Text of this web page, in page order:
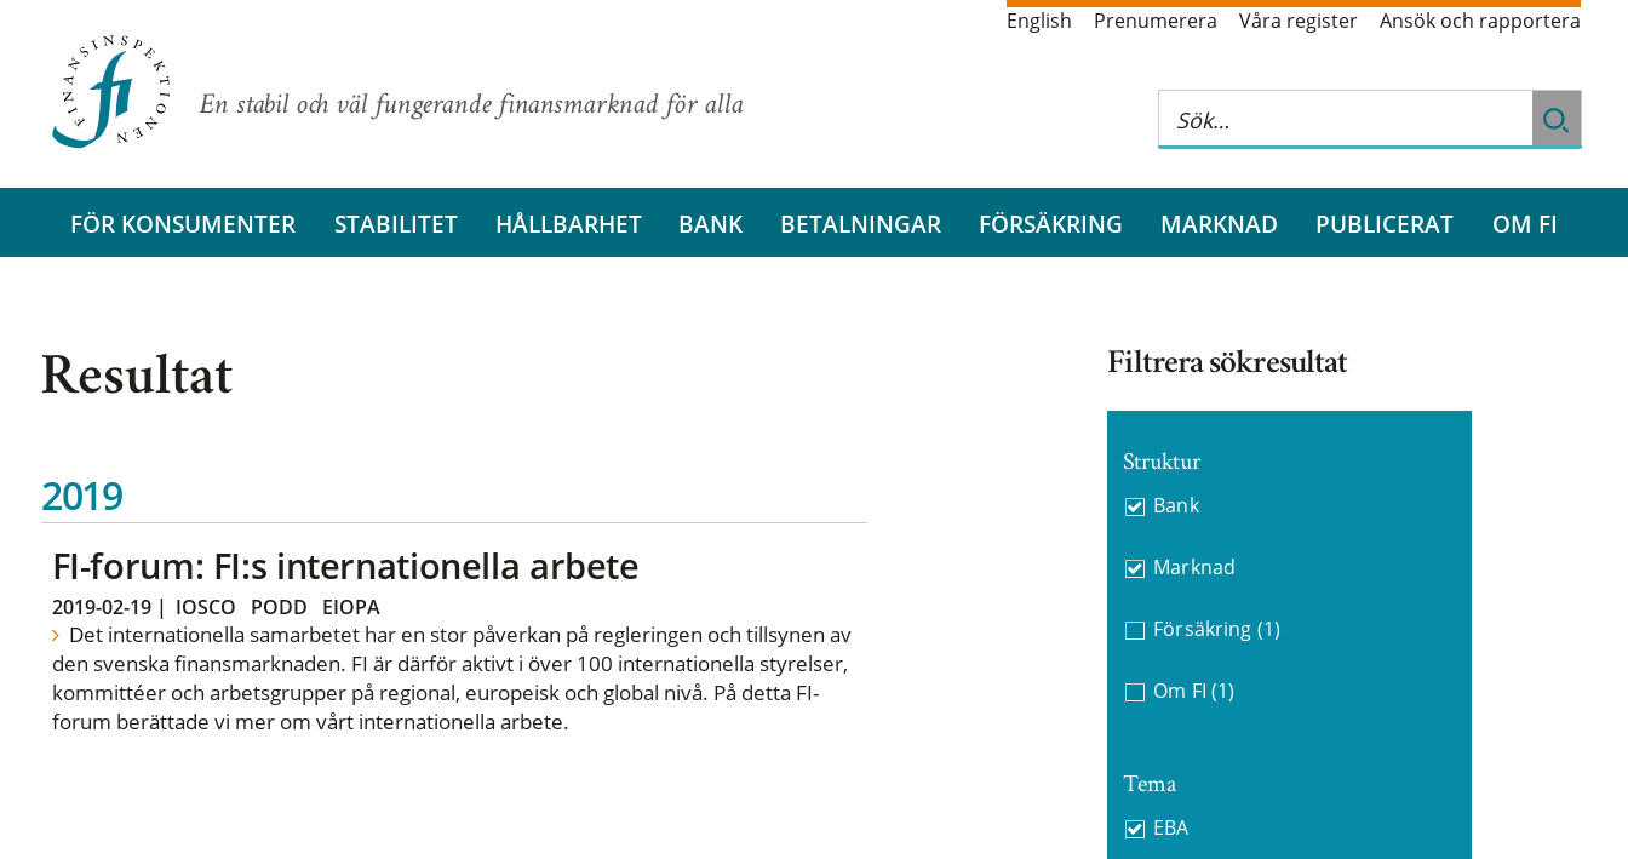
En stabil och väl fungerande finansmarknad för alla
English Prenumerera Våra register Ansök och rapportera
FÖR KONSUMENTER STABILITET HÅLLBARHET BANK BETALNINGAR FÖRSÄKRING MARKNAD PUBLICERAT OM FI
Resultat
2019
FI-forum: FI:s internationella arbete
2019-02-19| IOSCO PODD EIOPA
Det internationella samarbetet har en stor påverkan på regleringen och tillsynen av
den svenska finansmarknaden. FI är därför aktivt i över 100 internationella styrelser,
kommittéer och arbetsgrupper på regional, europeisk och global nivå. På detta FI-
forum berättade vi mer om vårt internationella arbete.
Filtrera sökresultat
Struktur
Bank
Marknad
Försäkring (1)
Om FI (1)
Tema
EBA